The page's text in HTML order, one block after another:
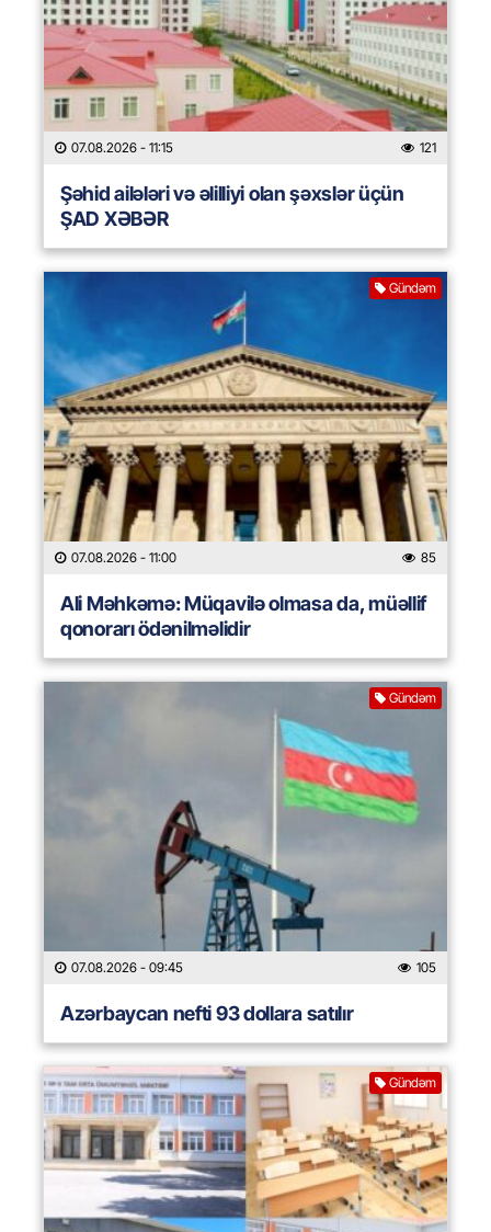
07.08.2026 - 11:15 121
Şəhid ailələri və əlilliyi olan şəxslər üçün
ŞAD XƏBƏR
Gündəm
07.08.2026 - 11:00 85
Ali Məhkəmə: Müqavilə olmasa da, müəllif
qonorarı ödənilməlidir
Gündəm
07.08.2026 - 09:45 105
Azərbaycan nefti 93 dollara satılır
Gündəm